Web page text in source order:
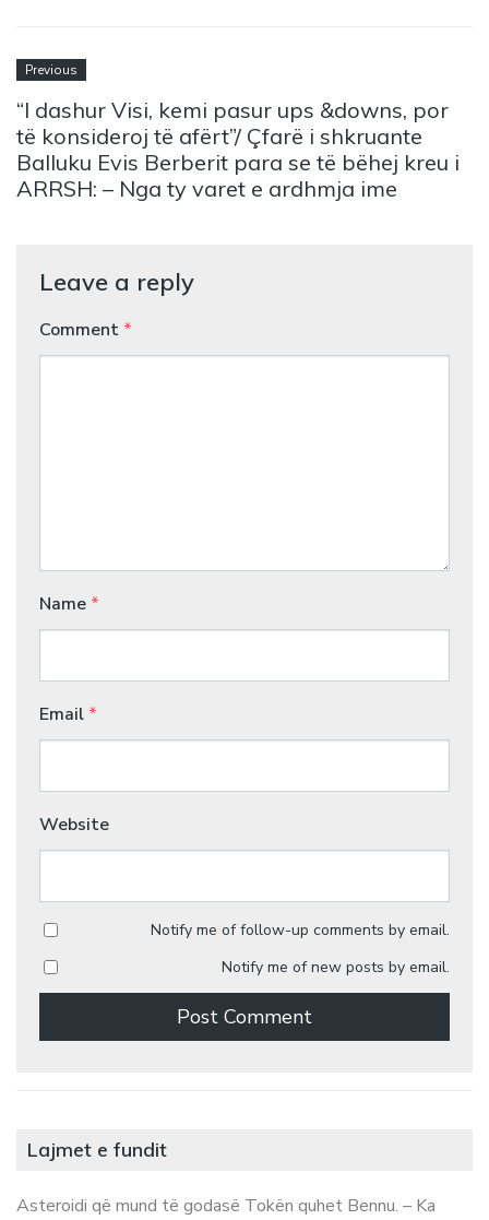
Previous
“I dashur Visi, kemi pasur ups &downs, por
të konsideroj të afërt”/ Çfarë i shkruante
Balluku Evis Berberit para se të bëhej kreu i
ARRSH: – Nga ty varet e ardhmja ime
Leave a reply
Comment *
Name *
Email *
Website
Notify me of follow-up comments by email.
Notify me of new posts by email.
Lajmet e fundit
Asteroidi që mund të godasë Tokën quhet Bennu. – Ka